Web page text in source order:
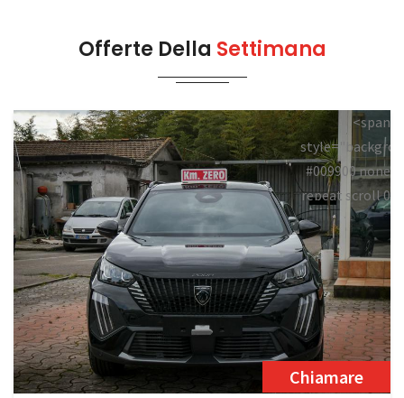
Offerte Della Settimana
<span
#009900 none
repeat scroll 0
Chiamare